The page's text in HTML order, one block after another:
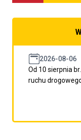
2026-08-06
Od 10 sierpnia
ruchu
porzpedniego